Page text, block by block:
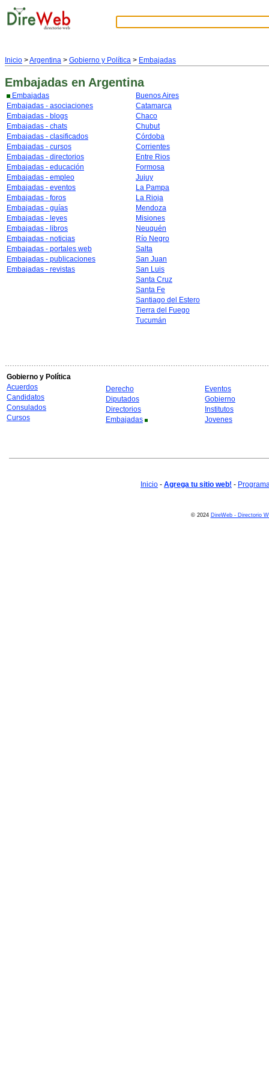
Inicio >Argentina > Gobierno y Política > Embajadas
Embajadas en Argentina
Embajadas
Embajadas - asociaciones
Embajadas - blogs
Embajadas - chats
Embajadas - clasificados
Embajadas - cursos
Embajadas - directorios
Embajadas - educación
Embajadas - empleo
Embajadas - eventos
Embajadas - foros
Embajadas - guías
Embajadas - leyes
Embajadas - libros
Embajadas - noticias
Embajadas - portales web
Embajadas - publicaciones
Embajadas - revistas
Buenos Aires
Catamarca
Chaco
Chubut
Córdoba
Corrientes
Entre Rios
Formosa
Jujuy
La Pampa
La Rioja
Mendoza
Misiones
Neuquén
Río Negro
Salta
San Juan
San Luis
Santa Cruz
Santa Fe
Santiago del Estero
Tierra del Fuego
Tucumán
Gobierno y Política
Acuerdos
Candidatos
Consulados
Cursos
Derecho
Diputados
Directorios
Embajadas
Eventos
Gobierno
Institutos
Jovenes
Inicio - Agrega tu sitio web! -
© 2024 DireWeb - Directorio